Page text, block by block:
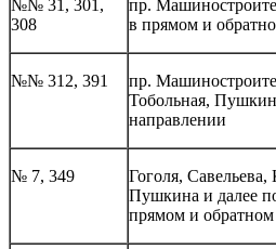
№№ 31, 301,
308
пр.
в прямом и
№№ 312, 391
пр.
Тобольная,
направлении
№ 7, 349
Гоголя,
Пушкина и далее
прямом и